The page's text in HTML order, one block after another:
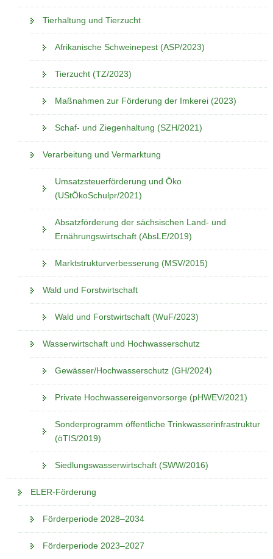
Tierhaltung und Tierzucht
Afrikanische Schweinepest (ASP/2023)
Tierzucht (TZ/2023)
Maßnahmen zur Förderung der Imkerei (2023)
Schaf- und Ziegenhaltung (SZH/2021)
Verarbeitung und Vermarktung
Umsatzsteuerförderung und Öko
(UStÖkoSchulpr/2021)
Absatzförderung der sächsischen Land- und
Ernährungswirtschaft (AbsLE/2019)
Marktstrukturverbesserung (MSV/2015)
Wald und Forstwirtschaft
Wald und Forstwirtschaft (WuF/2023)
Wasserwirtschaft und Hochwasserschutz
Gewässer/Hochwasserschutz (GH/2024)
Private Hochwassereigenvorsorge (pHWEV/2021)
Sonderprogramm öffentliche Trinkwasserinfrastruktur
(öTIS/2019)
Siedlungswasserwirtschaft (SWW/2016)
ELER-Förderung
Förderperiode 2028–2034
Förderperiode 2023–2027